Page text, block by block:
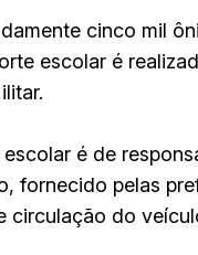
cinco mil
escolar é
é de
fornecido pelas
circulação do